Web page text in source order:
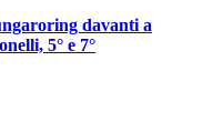
davanti a
5° e 7°